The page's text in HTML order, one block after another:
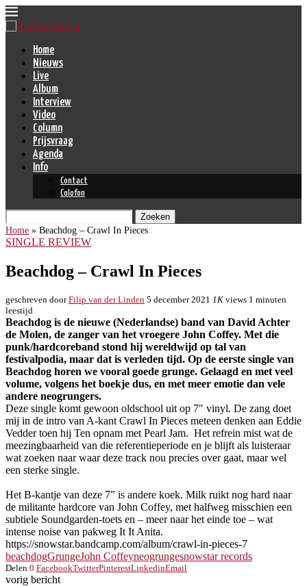
Home
Nieuws
Live
Album
Interview
Video
Column
Prijsvraag
Agenda
Info
Contact
Colofon
Zoeken
Home » Beachdog – Crawl In Pieces
SINGLE REVIEW
Beachdog – Crawl In Pieces
geschreven doorFilip van der Linden 5 december 2021 1K views 1 minuten
leestijd
Beachdog is de nieuwe (Nederlandse) band van David Achter
de Molen, de zanger van het vroegere John Coffey. Met die
punk/hardcoreband stond hij wereldwijd op tal van
festivalpodia, maar dat is verleden tijd. Op de eerste single van
Beachdog horen we vooral goede grunge. Gelaagd en met veel
volume, volgens het boekje dus, en met meer emotie dan vele
andere neogrungers.
Deze single komt gewoon oldschool uit op 7″ vinyl. De zang doet
mij in de intro van A-kant Crawl In Pieces meteen denken aan Eddie
Vedder toen hij Ten opnam met Pearl Jam. Het refrein mist wat de
meezingbaarheid van die referentieperiode en je blijft als luisteraar
wat zoeken naar waar deze track nou precies over gaat, maar wel
een sterke single.
Het B-kantje van deze 7” is andere koek. Milk ruikt nog hard naar
de militante hardcore van John Coffey, met halfweg misschien een
subtiele Soundgarden-toets en – meer naar het einde toe – wat
intense noise van pakweg It It Anita.
https://snowstar.bandcamp.com/album/crawl-in-pieces-7
beachdogGrungeJohn Coffeyneogrungesnowstar records
Delen 0 FacebookTwitterPinterestLinkedinEmail
vorig bericht